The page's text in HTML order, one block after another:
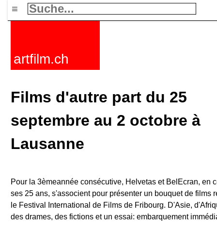
≡
artfilm.ch
Films d'autre part du 25
septembre au 2 octobre à
Lausanne
Pour la 3èmeannée consécutive, Helvetas et BelEcran, en
ses 25 ans, s'associent pour présenter un bouquet de films
le Festival International de Films de Fribourg. D'Asie,
des drames, des fictions et un essai: embarquement